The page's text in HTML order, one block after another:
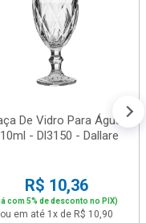
De Vidro Para Água
- Dl3150 - Dallare
R$ 10,36
com 5% de desconto no PIX)
ou em até 1x de R$ 10,90